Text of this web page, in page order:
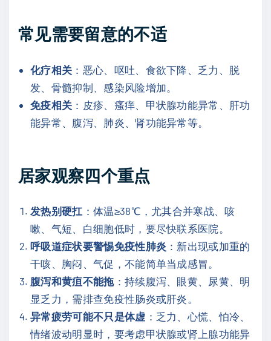
常见需要留意的不适
化疗相关 ：恶心、呕吐、食欲下降、乏力、脱
发、骨髓抑制、感染风险增加。
免疫相关 ：皮疹、瘙痒、甲状腺功能异常、肝功
能异常、腹泻、肺炎、肾功能异常等。
居家观察四个重点
发热别硬扛 ：体温≥38℃，尤其合并寒战、咳
嗽、气短、白细胞低时，要尽快联系医院。
呼吸道症状要警惕免疫性肺炎 ：新出现或加重的
干咳、胸闷、气促，不能简单当成感冒。
腹泻和黄疸不能拖：持续腹泻、眼黄、尿黄、明
显乏力，需排查免疫性肠炎或肝炎。
异常疲劳可能不只是体虚 ：乏力、心慌、怕冷、
情绪波动明显时，要考虑甲状腺或肾上腺功能异